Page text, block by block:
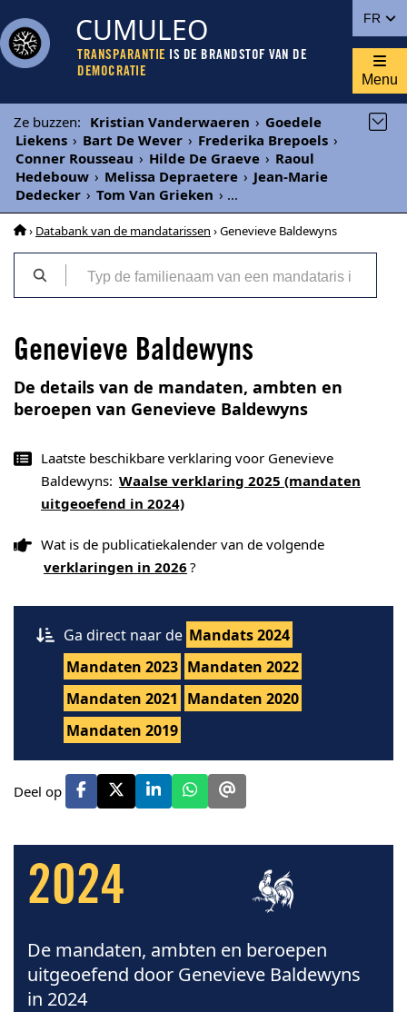
FR
CUMULEO
TRANSPARANTIE IS DE BRANDSTOF VAN DE
DEMOCRATIE
Menu
Ze buzzen: Kristian Vanderwaeren › Goedele
Liekens › Bart De Wever › Frederika Brepoels ›
Conner Rousseau › Hilde De Graeve › Raoul
Hedebouw › Melissa Depraetere › Jean-Marie
Dedecker › Tom Van Grieken › ...
› Databank van de mandatarissen › Genevieve Baldewyns
Genevieve Baldewyns
De details van de mandaten, ambten en
beroepen van Genevieve Baldewyns
Laatste beschikbare verklaring voor Genevieve
Baldewyns: Waalse verklaring 2025 (mandaten
uitgeoefend in 2024)
Wat is de publicatiekalender van de volgende
verklaringen in 2026 ?
Ga direct naar de Mandats 2024
Mandaten 2023 Mandaten 2022
Mandaten 2021 Mandaten 2020
Mandaten 2019
Deel op
2024
De mandaten, ambten en beroepen
uitgeoefend door Genevieve Baldewyns
in 2024